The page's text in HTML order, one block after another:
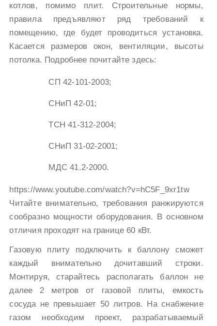
котлов, помимо плит. Строительные нормы,
правила предъявляют ряд требований к
помещению, где будет проводиться установка.
Касается размеров окон, вентиляции, высоты
потолка. Подробнее почитайте здесь:
СП 42-101-2003;
СНиП 42-01;
ТСН 41-312-2004;
СНиП 31-02-2001;
МДС 41.2-2000.
https://www.youtube.com/watch?v=hC5F_9xr1tw
Читайте внимательно, требования ранжируются
сообразно мощности оборудования. В основном
отличия проходят на границе 60 кВт.
Газовую плиту подключить к баллону сможет
каждый внимательно дочитавший строки.
Монтируя, старайтесь располагать баллон не
далее 2 метров от газовой плиты, емкость
сосуда не превышает 50 литров. На снабжение
газом необходим проект, разрабатываемый